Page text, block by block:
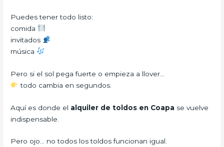
Puedes tener todo listo:
comida
invitados
música
Pero si el sol pega fuerte o empieza a llover…
todo cambia en segundos.
Aquí es donde el alquiler de toldos en Coapa se vuelve
indispensable.
Pero ojo… no todos los toldos funcionan igual.